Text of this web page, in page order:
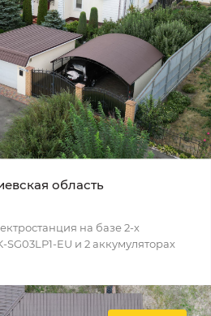
область
на базе 2-х
EU и 2 аккумуляторах